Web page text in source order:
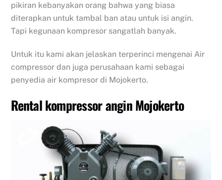
pikiran kebanyakan orang bahwa yang biasa
diterapkan untuk tambal ban atau untuk isi angin.
Tapi kegunaan kompresor sangatlah banyak.
Untuk itu kami akan jelaskan terperinci mengenai Air
compressor dan juga perusahaan kami sebagai
penyedia air kompresor di Mojokerto.
Rental kompressor angin Mojokerto